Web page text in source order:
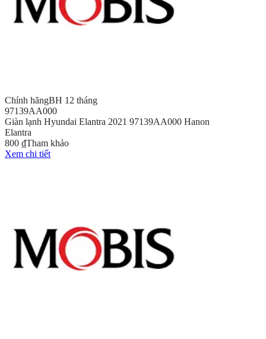
Chính hãngBH 12 tháng
97139AA000
Giàn lạnh Hyundai Elantra 2021 97139AA000 Hanon
Elantra
800 ₫Tham khảo
Xem chi tiết